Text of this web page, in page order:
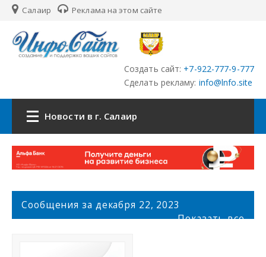
Салаир Реклама на этом сайте
Создать сайт: +7-922-777-9-777
Сделать рекламу: info@lnfo.site
Новости в г. Салаир
Главная
Сайты
Сообщения за декабря 22, 2023
Показать все